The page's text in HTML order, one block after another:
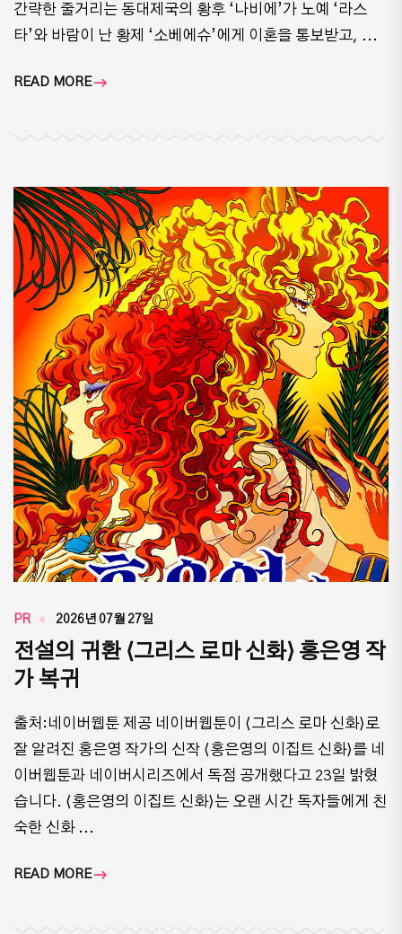
간략한 줄거리는 동대제국의 황후 ‘나비에’가 노예 ‘라스
타’와 바람이 난 황제 ‘소베에슈’에게 이혼을 통보받고, ...
READ MORE
PR 2026년 07월 27일
전설의 귀환 ⟨그리스 로마 신화⟩ 홍은영 작
가 복귀
출처:네이버웹툰 제공 네이버웹툰이 ⟨그리스 로마 신화⟩로
잘 알려진 홍은영 작가의 신작 ⟨홍은영의 이집트 신화⟩를 네
이버웹툰과 네이버시리즈에서 독점 공개했다고 23일 밝혔
습니다. ⟨홍은영의 이집트 신화⟩는 오랜 시간 독자들에게 친
숙한 신화 ...
READ MORE